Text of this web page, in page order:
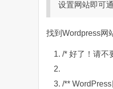
设置网站即可
找到Wordpress网
/* 好了！请不
/**